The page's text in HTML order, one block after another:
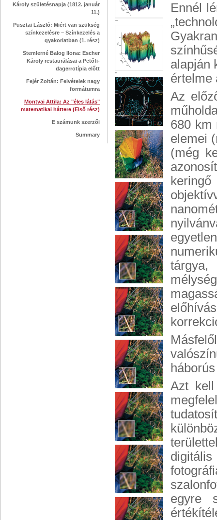
Károly születésnapja (1812. január
11.)
Pusztai László: Miért van szükség
színkezelésre – Színkezelés a
gyakorlatban (1. rész)
Stemlerné Balog Ilona: Escher
Károly restaurálásai a Petőfi-
dagerrotípia előtt
Fejér Zoltán: Felvételek nagy
formátumra
Montvai Attila: Az "éles látás"
matematikai háttere (Első rész)
E számunk szerzői
Summary
Ennél
alapján
értelme
Az
680 km
elemei
(még
Azt kell
egyre